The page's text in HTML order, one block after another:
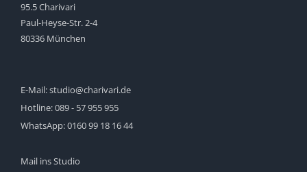
95.5 Charivari
Paul-Heyse-Str. 2-4
80336 München
E-Mail:studio@charivari.de
Hotline:089 - 57 955 955
WhatsApp:0160 99 18 16 44
Mail ins Studio